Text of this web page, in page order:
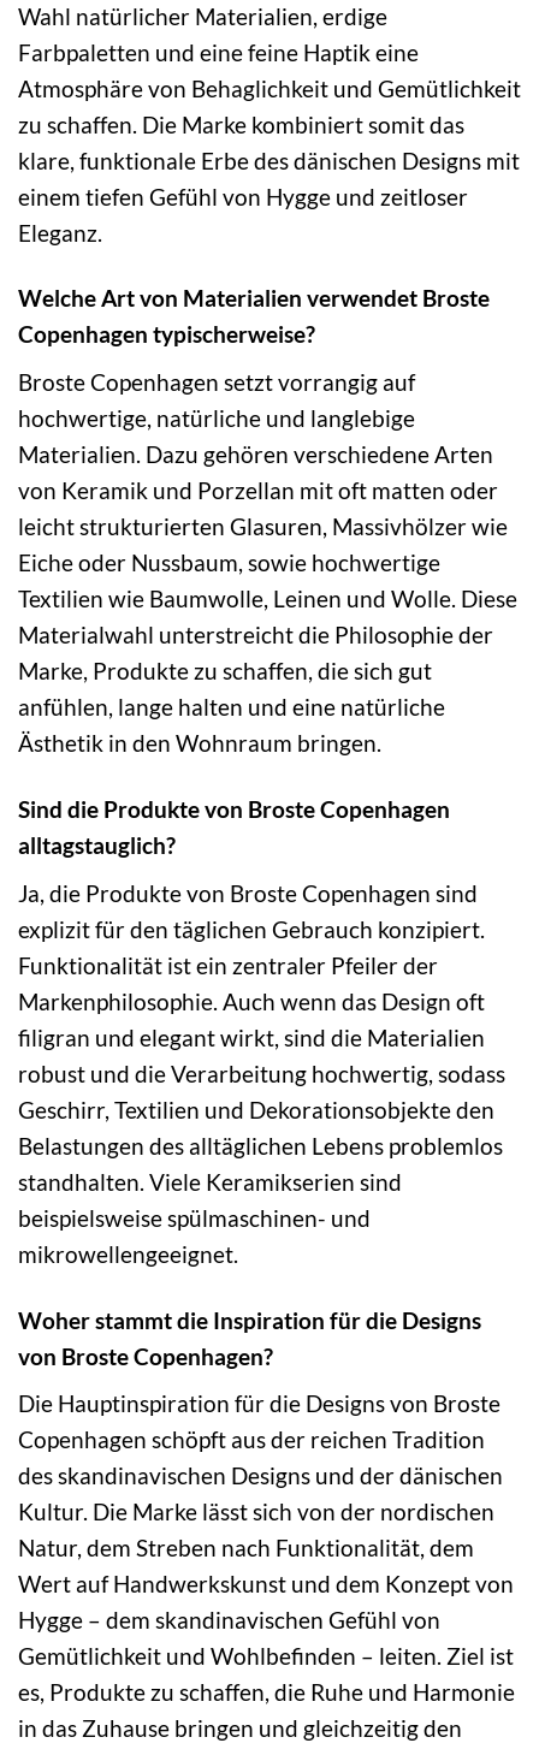
Wahl natürlicher Materialien, erdige
Farbpaletten und eine feine Haptik eine
Atmosphäre von Behaglichkeit und Gemütlichkeit
zu schaffen. Die Marke kombiniert somit das
klare, funktionale Erbe des dänischen Designs mit
einem tiefen Gefühl von Hygge und zeitloser
Eleganz.
Welche Art von Materialien verwendet Broste
Copenhagen typischerweise?
Broste Copenhagen setzt vorrangig auf
hochwertige, natürliche und langlebige
Materialien. Dazu gehören verschiedene Arten
von Keramik und Porzellan mit oft matten oder
leicht strukturierten Glasuren, Massivhölzer wie
Eiche oder Nussbaum, sowie hochwertige
Textilien wie Baumwolle, Leinen und Wolle. Diese
Materialwahl unterstreicht die Philosophie der
Marke, Produkte zu schaffen, die sich gut
anfühlen, lange halten und eine natürliche
Ästhetik in den Wohnraum bringen.
Sind die Produkte von Broste Copenhagen
alltagstauglich?
Ja, die Produkte von Broste Copenhagen sind
explizit für den täglichen Gebrauch konzipiert.
Funktionalität ist ein zentraler Pfeiler der
Markenphilosophie. Auch wenn das Design oft
filigran und elegant wirkt, sind die Materialien
robust und die Verarbeitung hochwertig, sodass
Geschirr, Textilien und Dekorationsobjekte den
Belastungen des alltäglichen Lebens problemlos
standhalten. Viele Keramikserien sind
beispielsweise spülmaschinen- und
mikrowellengeeignet.
Woher stammt die Inspiration für die Designs
von Broste Copenhagen?
Die Hauptinspiration für die Designs von Broste
Copenhagen schöpft aus der reichen Tradition
des skandinavischen Designs und der dänischen
Kultur. Die Marke lässt sich von der nordischen
Natur, dem Streben nach Funktionalität, dem
Wert auf Handwerkskunst und dem Konzept von
Hygge – dem skandinavischen Gefühl von
Gemütlichkeit und Wohlbefinden – leiten. Ziel ist
es, Produkte zu schaffen, die Ruhe und Harmonie
in das Zuhause bringen und gleichzeitig den